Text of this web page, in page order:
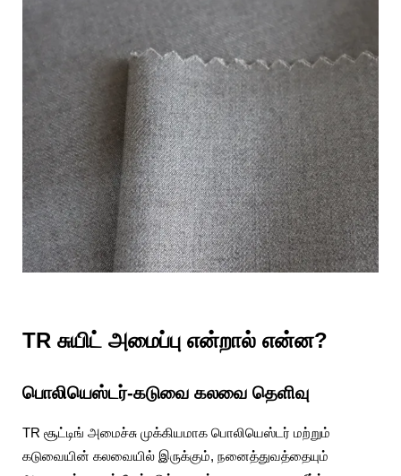
TR சுயிட் அமைப்பு என்றால் என்ன?
பொலியெஸ்டர்-கடுவை கலவை தெளிவு
TR சூட்டிங் அமைச்சு முக்கியமாக பொலியெஸ்டர் மற்றும்
கடுவையின் கலவையில் இருக்கும், நனைத்துவத்தையும்